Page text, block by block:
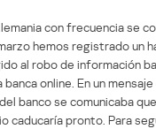
con frecuencia se
hemos registrado un
al robo de información
online. En un
banco se comunicaba
caducaría pronto. Para